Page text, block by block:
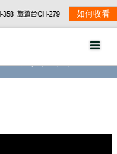
如何收看